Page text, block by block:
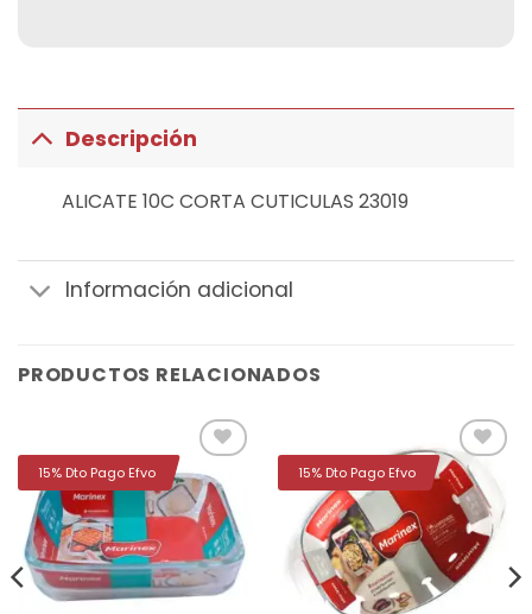
Descripción
ALICATE 10C CORTA CUTICULAS 23019
Información adicional
PRODUCTOS RELACIONADOS
Añadir
a la
lista de
deseos
15% Dto Pago Efvo
Añadir
a la
lista de
deseos
15% Dto Pago Efvo